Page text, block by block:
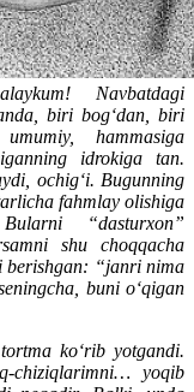
Navbatdagi
biri bog‘dan, biri
hammasiga
idrokiga tan.
ochig‘i. Bugunning
fahmlay olishiga
“dasturxon”
shu choqqacha
berishgan: “janri nima
buni o‘qigan
ko‘rib yotgandi.
chiziqlarimni… yoqib